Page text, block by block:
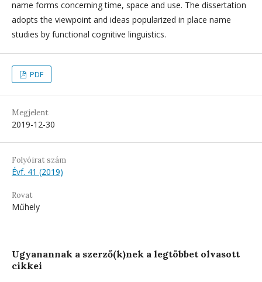
name forms concerning time, space and use. The dissertation
adopts the viewpoint and ideas popularized in place name
studies by functional cognitive linguistics.
PDF
Megjelent
2019-12-30
Folyóirat szám
Évf. 41 (2019)
Rovat
Műhely
Ugyanannak a szerző(k)nek a legtöbbet olvasott
cikkei